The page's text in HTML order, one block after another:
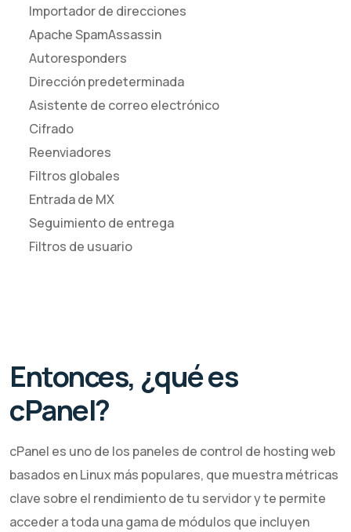
Importador de direcciones
Apache SpamAssassin
Autoresponders
Dirección predeterminada
Asistente de correo electrónico
Cifrado
Reenviadores
Filtros globales
Entrada de MX
Seguimiento de entrega
Filtros de usuario
Entonces, ¿qué es
cPanel?
cPanel es uno de los paneles de control de hosting web
basados ​​en Linux más populares, que muestra métricas
clave sobre el rendimiento de tu servidor y te permite
acceder a toda una gama de módulos que incluyen